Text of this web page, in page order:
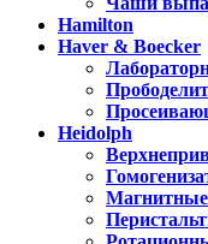
Hamilton
Haver & Boecker
Heidolph